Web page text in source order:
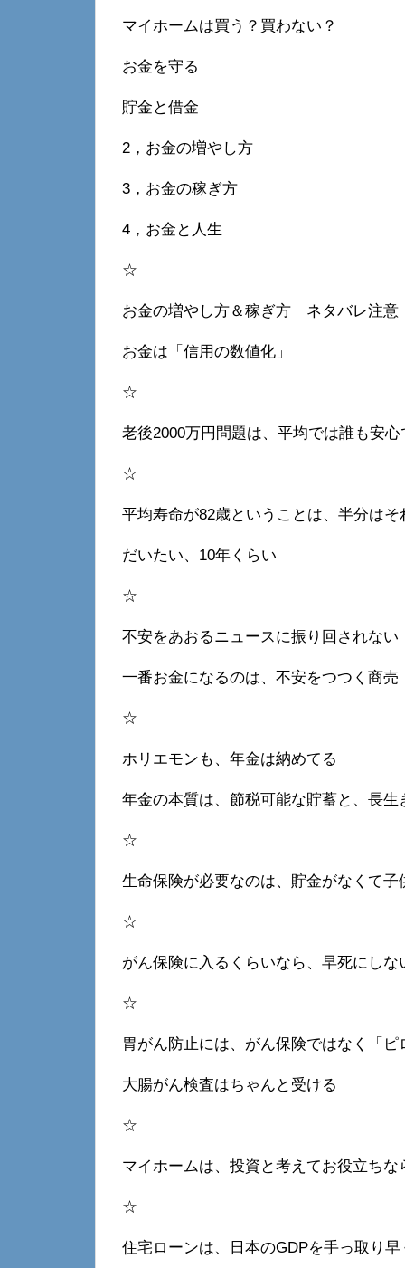
マイホームは買う？買わない？
お金を守る
貯金と借金
2，お金の増やし方
3，お金の稼ぎ方
4，お金と人生
☆
お金の増やし方＆稼ぎ方 ネタバレ注意
お金は「信用の数値化」
☆
老後2000万円問題は、平均では誰も安
☆
平均寿命が82歳ということは、半分はそ
だいたい、10年くらい
☆
不安をあおるニュースに振り回されない
一番お金になるのは、不安をつつく商売
☆
ホリエモンも、年金は納めてる
年金の本質は、節税可能な貯蓄と、長生
☆
生命保険が必要なのは、貯金がなくて子
☆
がん保険に入るくらいなら、早死にしな
☆
胃がん防止には、がん保険ではなく「
大腸がん検査はちゃんと受ける
☆
マイホームは、投資と考えてお役立ちな
☆
住宅ローンは、日本のGDPを手っ取り